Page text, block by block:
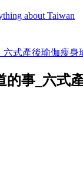
about Taiwan
式產後瑜伽瘦
事_六式